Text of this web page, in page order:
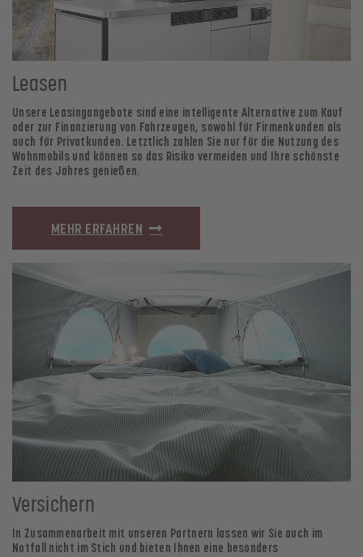
Leasen
Unsere Leasingangebote sind eine intelligente Alternative zum Kauf
oder zur Finanzierung von Fahrzeugen, sowohl für Firmenkunden als
auch für Privatkunden. Letztlich zahlen Sie nur für die Nutzung des
Wohnmobils und können so das Risiko vermeiden und Ihre schönste
Zeit des Jahres genießen.
MEHR ERFAHREN
Versichern
In Zusammenarbeit mit unseren Partnern lassen wir Sie auch im
Notfall nicht im Stich und bieten Ihnen eine besonders